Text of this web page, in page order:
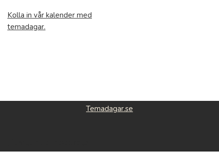
Kolla in vår kalender med
temadagar.
Temadagar.se